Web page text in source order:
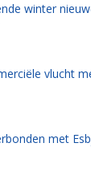
winter
vlucht
met